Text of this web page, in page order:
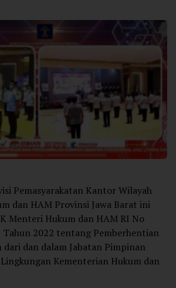
Pemasyarakatan Kantor Wilayah
dan HAM Provinsi Jawa Barat ini
Menteri Hukum dan HAM RI No
Tahun 2022 tentang Pemberhentian
dari dan dalam Jabatan Pimpinan
Kementerian Hukum dan